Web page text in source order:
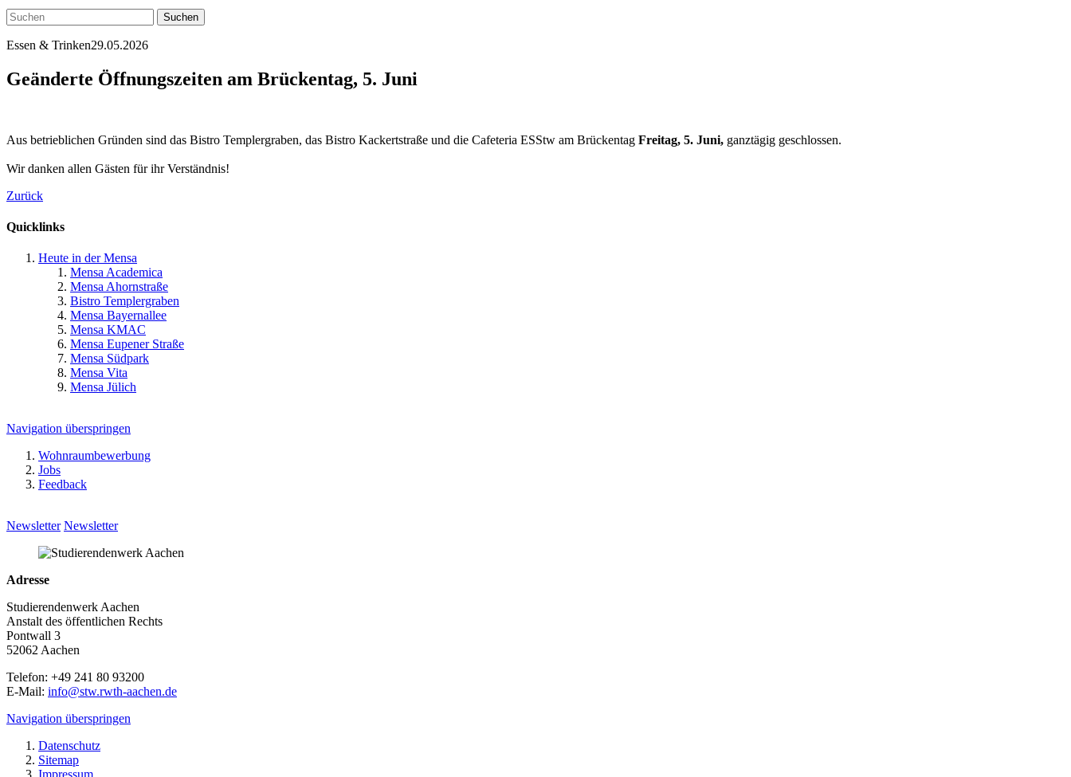
Essen & Trinken29.05.2026
Geänderte Öffnungszeiten am Brückentag, 5. Juni
Aus betrieblichen Gründen sind das Bistro Templergraben, das Bistro Kackertstraße und die Cafeteria ESStw am Brückentag Freitag, 5. Juni, ganztägig geschlossen.
Wir danken allen Gästen für ihr Verständnis!
Zurück
Quicklinks
Heute in der Mensa
Mensa Academica
Mensa Ahornstraße
Bistro Templergraben
Mensa Bayernallee
Mensa KMAC
Mensa Eupener Straße
Mensa Südpark
Mensa Vita
Mensa Jülich
Navigation überspringen
Wohnraumbewerbung
Jobs
Feedback
Newsletter Newsletter
Adresse
Studierendenwerk Aachen
Anstalt des öffentlichen Rechts
Pontwall 3
52062 Aachen
Telefon: +49 241 80 93200
E-Mail: info@stw.rwth-aachen.de
Navigation überspringen
Datenschutz
Sitemap